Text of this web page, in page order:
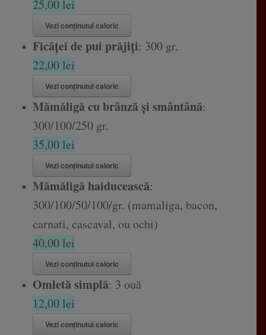
25,00 lei
Vezi conținutul caloric
Ficăței de pui prăjiți: 300 gr.
22,00 lei
Vezi conținutul caloric
Mămăligă cu brânză și smântână:
300/100/250 gr.
35,00 lei
Vezi conținutul caloric
Mămăligă haiducească:
300/100/50/100/gr. (mamaliga, bacon,
carnati, cascaval, ou ochi)
40,00 lei
Vezi conținutul caloric
Omletă simplă: 3 ouă
12,00 lei
Vezi conținutul caloric